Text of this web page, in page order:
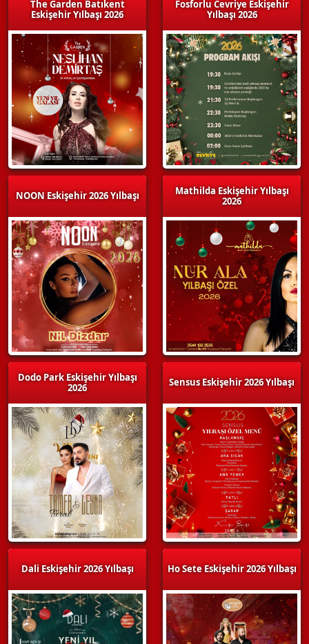
The Garden Batıkent
Eskişehir Yılbaşı 2026
NOON Eskişehir 2026 Yılbaşı
Dodo Park Eskişehir Yılbaşı
2026
Dali Eskişehir 2026 Yılbaşı
Fosforlu Cevriye Eskişehir
Yılbaşı 2026
Mathilda Eskişehir Yılbaşı
2026
Sensus Eskişehir 2026 Yılbaşı
Ho Sete Eskişehir 2026 Yılbaşı